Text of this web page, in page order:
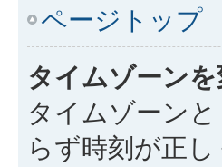
ページトップ
タイムゾーン
タイムゾーン
らず時刻が正